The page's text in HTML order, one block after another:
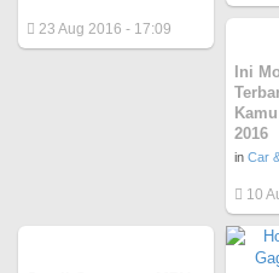
23 Aug 2016 - 17:09
Ini
2016
in Car
10